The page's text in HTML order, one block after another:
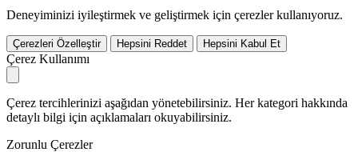
Deneyiminizi iyileştirmek ve geliştirmek için çerezler kullanıyoruz.
Çerezleri Özelleştir Hepsini Reddet Hepsini Kabul Et
Çerez Kullanımı
Çerez tercihlerinizi aşağıdan yönetebilirsiniz. Her kategori hakkında
detaylı bilgi için açıklamaları okuyabilirsiniz.
Zorunlu Çerezler